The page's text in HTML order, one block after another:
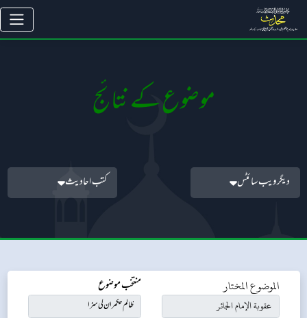
موضوع کے نتائج
دیگر ویب سائٹس کتب احادیث
الموضوع المختار منتخب موضوع